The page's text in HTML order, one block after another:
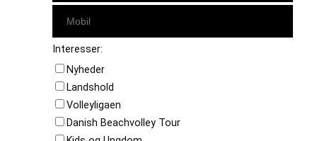
Interesser:
Nyheder
Landshold
Volleyligaen
Danish Beachvolley Tour